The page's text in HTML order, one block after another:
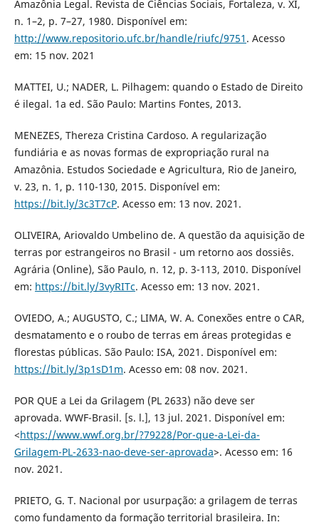
Amazônia Legal. Revista de Ciências Sociais, Fortaleza, v. XI,
n. 1–2, p. 7–27, 1980. Disponível em:
http://www.repositorio.ufc.br/handle/riufc/9751 . Acesso
em: 15 nov. 2021
MATTEI, U.; NADER, L. Pilhagem: quando o Estado de Direito
é ilegal. 1a ed. São Paulo: Martins Fontes, 2013.
MENEZES, Thereza Cristina Cardoso. A regularização
fundiária e as novas formas de expropriação rural na
Amazônia. Estudos Sociedade e Agricultura, Rio de Janeiro,
v. 23, n. 1, p. 110-130, 2015. Disponível em:
https://bit.ly/3c3T7cP. Acesso em: 13 nov. 2021.
OLIVEIRA, Ariovaldo Umbelino de. A questão da aquisição de
terras por estrangeiros no Brasil - um retorno aos dossiês.
Agrária (Online), São Paulo, n. 12, p. 3-113, 2010. Disponível
em: https://bit.ly/3vyRITc. Acesso em: 13 nov. 2021.
OVIEDO, A.; AUGUSTO, C.; LIMA, W. A. Conexões entre o CAR,
desmatamento e o roubo de terras em áreas protegidas e
florestas públicas. São Paulo: ISA, 2021. Disponível em:
https://bit.ly/3p1sD1m. Acesso em: 08 nov. 2021.
POR QUE a Lei da Grilagem (PL 2633) não deve ser
aprovada. WWF-Brasil. [s. l.], 13 jul. 2021. Disponível em:
<https://www.wwf.org.br/?79228/Por-que-a-Lei-da-
Grilagem-PL-2633-nao-deve-ser-aprovada>. Acesso em: 16
nov. 2021.
PRIETO, G. T. Nacional por usurpação: a grilagem de terras
como fundamento da formação territorial brasileira. In: